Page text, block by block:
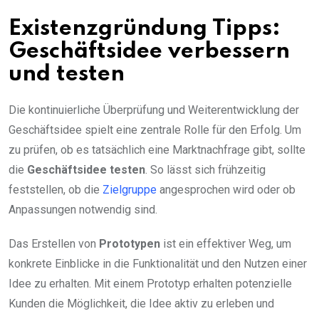
Existenzgründung Tipps:
Geschäftsidee verbessern
und testen
Die kontinuierliche Überprüfung und Weiterentwicklung der
Geschäftsidee spielt eine zentrale Rolle für den Erfolg. Um
zu prüfen, ob es tatsächlich eine Marktnachfrage gibt, sollte
die Geschäftsidee testen. So lässt sich frühzeitig
feststellen, ob die Zielgruppe angesprochen wird oder ob
Anpassungen notwendig sind.
Das Erstellen von Prototypen ist ein effektiver Weg, um
konkrete Einblicke in die Funktionalität und den Nutzen einer
Idee zu erhalten. Mit einem Prototyp erhalten potenzielle
Kunden die Möglichkeit, die Idee aktiv zu erleben und